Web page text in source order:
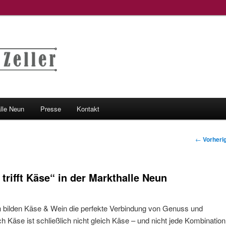
Neun Presse Kontakt
←
trifft Käse“ in der Markthalle Neun
Käse & Wein die perfekte Verbindung von Genuss und
Käse ist schließlich nicht gleich Käse – und nicht jede Kombination